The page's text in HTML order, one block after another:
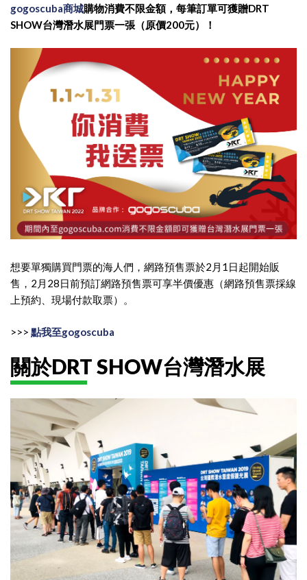
gogoscuba商城購物消費不限金額，每筆訂單可獲贈DRT
SHOW台灣潛水展門票一張（原價200元）！
想要單獨購買門票的海人們，網路預售票於2月1日起開始販
售，2月28日前預訂網路預售票可享半價優惠（網路預售票採線
上預約、現場付款取票）。
>>> 點我至gogoscuba
關於DRT SHOW台灣潛水展